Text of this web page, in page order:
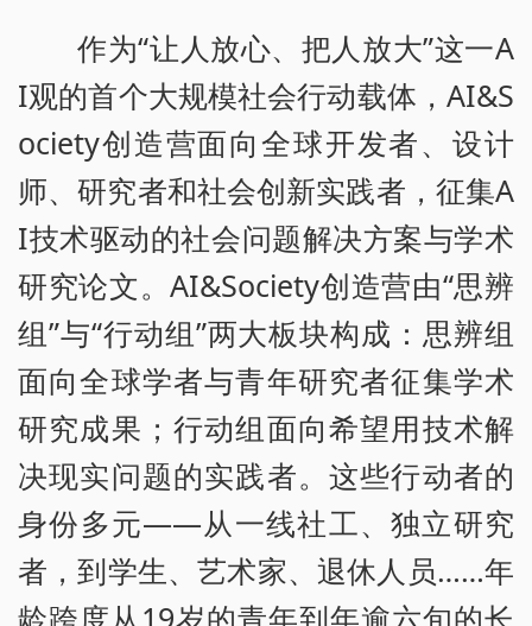
作为“让人放心、把人放大”这一A
I观的首个大规模社会行动载体，AI&S
ociety创造营面向全球开发者、设计
师、研究者和社会创新实践者，征集A
I技术驱动的社会问题解决方案与学术
研究论文。AI&Society创造营由“思辨
组”与“行动组”两大板块构成：思辨组
面向全球学者与青年研究者征集学术
研究成果；行动组面向希望用技术解
决现实问题的实践者。这些行动者的
身份多元——从一线社工、独立研究
者，到学生、艺术家、退休人员……年